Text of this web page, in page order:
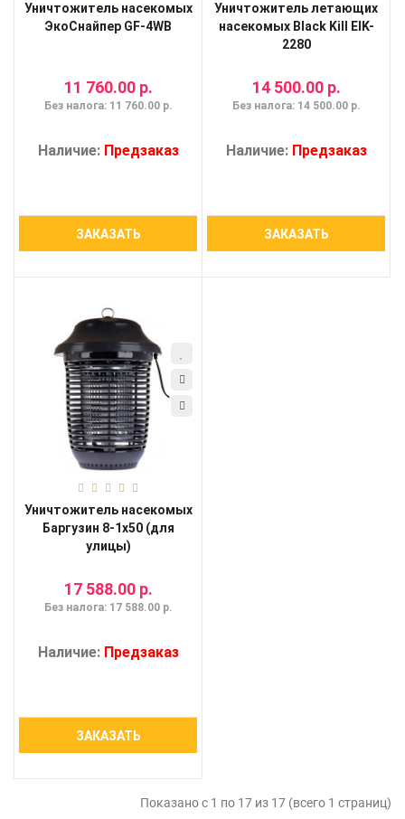
Уничтожитель насекомых
ЭкоСнайпер GF-4WB
11 760.00 р.
Без налога: 11 760.00 р.
Наличие: Предзаказ
ЗАКАЗАТЬ
Уничтожитель летающих
насекомых Black Kill EIK-
2280
14 500.00 р.
Без налога: 14 500.00 р.
Наличие: Предзаказ
ЗАКАЗАТЬ
Уничтожитель насекомых
Баргузин 8-1x50 (для
улицы)
17 588.00 р.
Без налога: 17 588.00 р.
Наличие: Предзаказ
ЗАКАЗАТЬ
Показано с 1 по 17 из 17 (всего 1 страниц)